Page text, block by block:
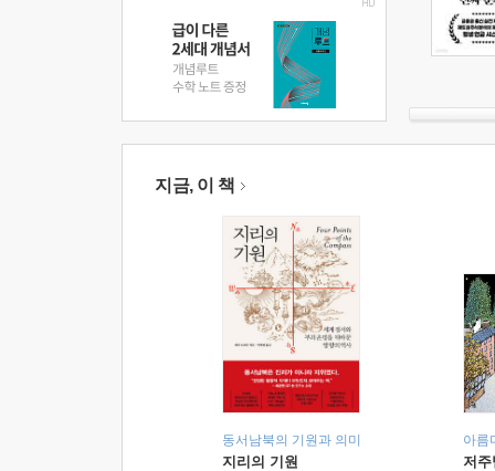
지금, 이 책
동서남북의 기원과 의미
지리의 기원
아름
저